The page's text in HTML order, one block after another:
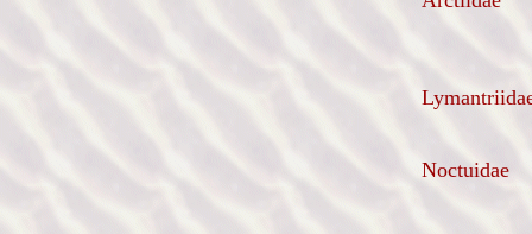
Noctuidae